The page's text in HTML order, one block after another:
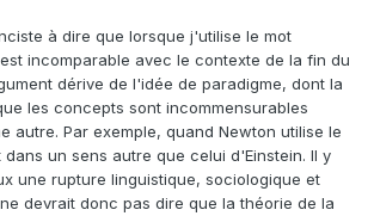
à dire que lorsque j'utilise le mot
incomparable avec le contexte de la fin du
dérive de l'idée de paradigme, dont la
les concepts sont incommensurables
autre. Par exemple, quand Newton utilise le
un sens autre que celui d'Einstein. Il y
une rupture linguistique, sociologique et
devrait donc pas dire que la théorie de la